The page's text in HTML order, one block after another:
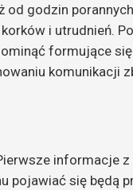
od godzin
i utrudnień.
formujące
komunikacji
informacje
pojawiać się będą